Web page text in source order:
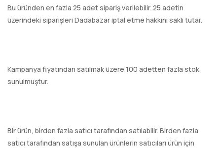
Bu üründen en fazla 25 adet sipariş verilebilir. 25 adetin
üzerindeki siparişleri Dadabazar iptal etme hakkını saklı tutar.
Kampanya fiyatından satılmak üzere 100 adetten fazla stok
sunulmuştur.
Bir ürün, birden fazla satıcı tarafından satılabilir. Birden fazla
satıcı tarafından satışa sunulan ürünlerin satıcıları ürün için